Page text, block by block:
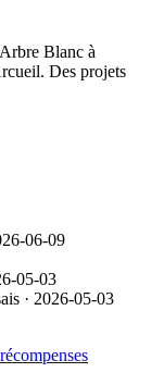
Blanc à
Des projets
06-09
05-03
· 2026-05-03